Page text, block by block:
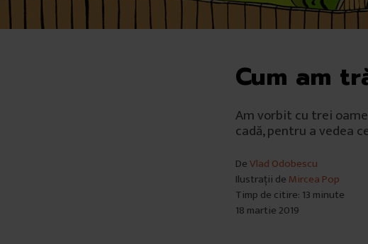
Cum am
Am vorbit cu trei
cadă, pentru a vedea
DeVlad Odobescu
Ilustrații de Mircea Pop
Timp de citire: 13 minute
18 martie 2019